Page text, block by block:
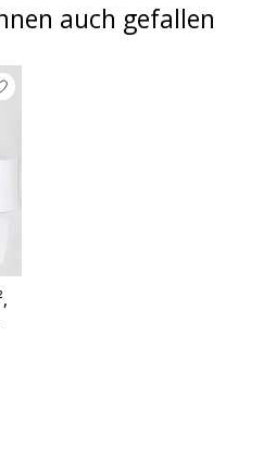
auch gefallen